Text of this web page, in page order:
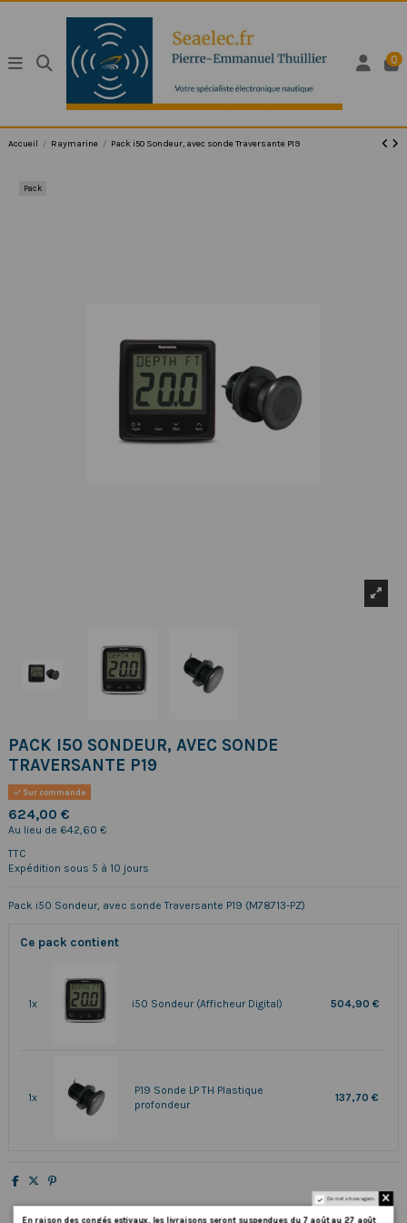
0
Accueil Raymarine Pack i50 Sondeur, avec sonde Traversante P19
Pack
PACK I50 SONDEUR, AVEC SONDE
TRAVERSANTE P19
Sur commande
624,00 €
Au lieu de 642,60 €
TTC
Expédition sous 5 à 10 jours
Pack i50 Sondeur, avec sonde Traversante P19 (M78713-PZ)
Ce pack contient
1x i50 Sondeur (Afficheur Digital) 504,90 €
1x
P19 Sonde LP TH Plastique
profondeur
137,70 €
Do not show again.
En raison des congés estivaux, les livraisons seront suspendues du 7 août au 27 août